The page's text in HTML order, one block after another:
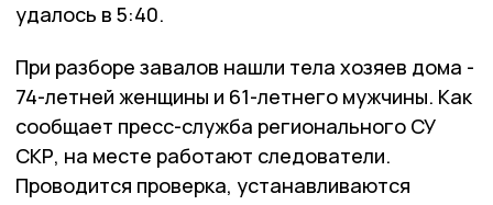
удалось в 5:40.
При разборе завалов нашли тела хозяев дома -
74-летней женщины и 61-летнего мужчины. Как
сообщает пресс-служба регионального СУ
СКР, на месте работают следователи.
Проводится проверка, устанавливаются